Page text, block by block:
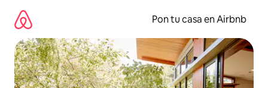
contenido
Pon tu casa en Airbnb